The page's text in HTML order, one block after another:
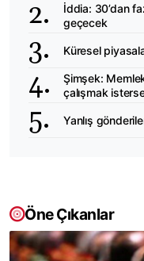
İddia: 30’dan
geçecek
Küresel
Şimşek:
çalışmak
Yanlış
Öne Çıkanlar